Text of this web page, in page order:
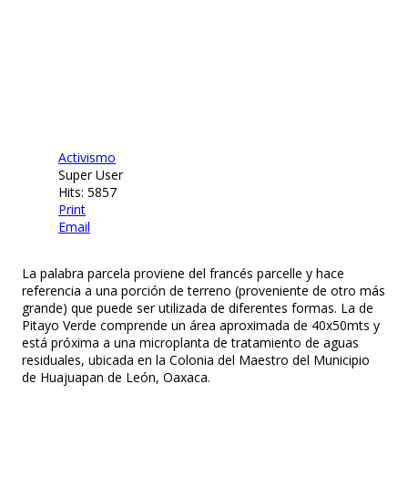
Activismo
Super User
Hits: 5857
Print
Email
La palabra parcela proviene del francés parcelle y hace
referencia a una porción de terreno (proveniente de otro más
grande) que puede ser utilizada de diferentes formas. La de
Pitayo Verde comprende un área aproximada de 40x50mts y
está próxima a una microplanta de tratamiento de aguas
residuales, ubicada en la Colonia del Maestro del Municipio
de Huajuapan de León, Oaxaca.